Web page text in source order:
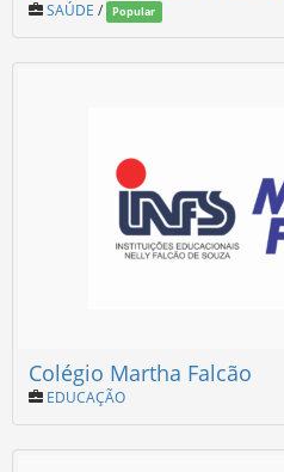
SAÚDE / Popular
Colégio Martha Falcão
EDUCAÇÃO